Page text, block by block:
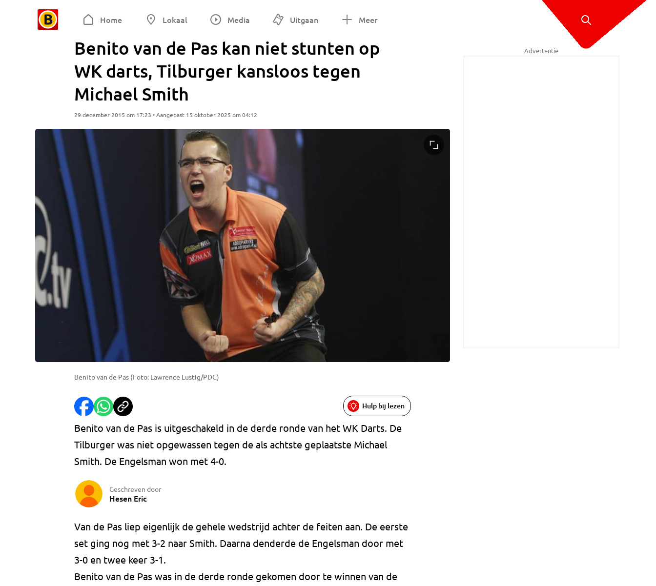
Home Lokaal Media Uitgaan Meer
Benito van de Pas kan niet stunten op
WK darts, Tilburger kansloos tegen
Michael Smith
29 december 2015 om 17:23 • Aangepast 15 oktober 2025 om 04:12
Benito van de Pas (Foto: Lawrence Lustig/PDC)
Hulp bij lezen
Benito van de Pas is uitgeschakeld in de derde ronde van het WK Darts. De
Tilburger was niet opgewassen tegen de als achtste geplaatste Michael
Smith. De Engelsman won met 4-0.
Geschreven door
Hesen Eric
Van de Pas liep eigenlijk de gehele wedstrijd achter de feiten aan. De eerste
set ging nog met 3-2 naar Smith. Daarna denderde de Engelsman door met
3-0 en twee keer 3-1.
Benito van de Pas was in de derde ronde gekomen door te winnen van de
Advertentie